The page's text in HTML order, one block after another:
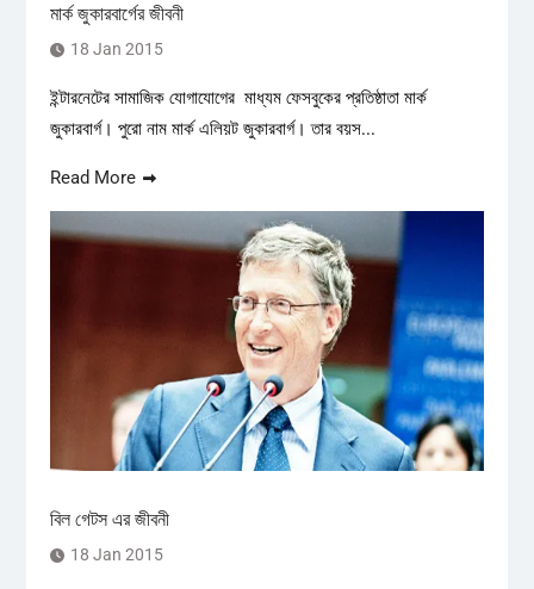
মার্ক জুকারবার্গের জীবনী
18 Jan 2015
ইন্টারনেটের সামাজিক যোগাযোগের মাধ্যম ফেসবুকের প্রতিষ্ঠাতা মার্ক
জুকারবার্গ। পুরো নাম মার্ক এলিয়ট জুকারবার্গ। তার বয়স...
Read More
বিল গেটস এর জীবনী
18 Jan 2015